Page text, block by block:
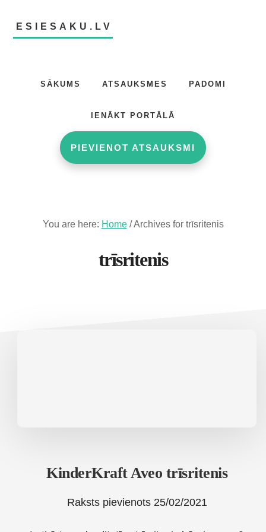
main
footerESIESAKU.LV
SĀKUMS ATSAUKSMES PADOMI
IENĀKT PORTĀLĀ
PIEVIENOT ATSAUKSMI
You are here: Home /Archives for trīsritenis
trīsritenis
KinderKraft Aveo trīsritenis
Raksts pievienots 25/02/2021